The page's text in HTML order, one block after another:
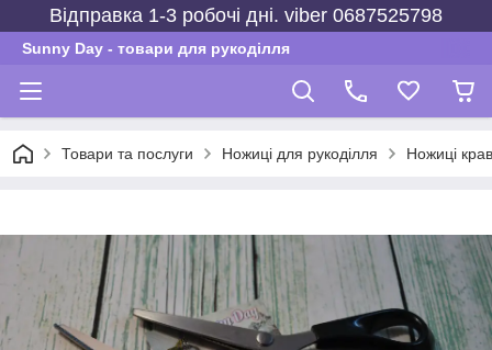
Відправка 1-3 робочі дні. viber 0687525798
Sunny Day - товари для рукоділля
Товари та послуги Ножиці для рукоділля Ножиці